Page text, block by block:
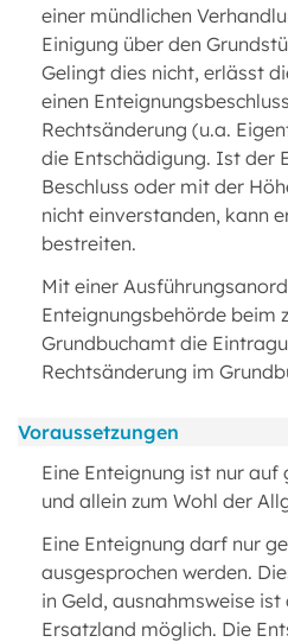
einer mündlichen
Einigung über den
Gelingt dies nicht, erlässt
einen
Rechtsänderung (u.a.
die Entschädigung. Ist der
Beschluss oder mit der
nicht einverstanden, kann
bestreiten.
Mit einer
Enteignungsbehörde beim
Grundbuchamt die
Rechtsänderung im
Voraussetzungen
Eine Enteignung ist nur auf
und allein zum Wohl der
Eine Enteignung darf nur
ausgesprochen werden.
in Geld, ausnahmsweise
Ersatzland möglich. Die